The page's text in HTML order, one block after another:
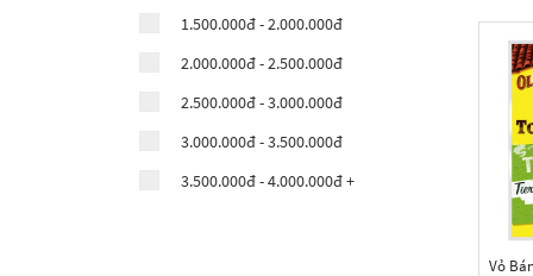
1.500.000đ - 2.000.000đ
2.000.000đ - 2.500.000đ
2.500.000đ - 3.000.000đ
3.000.000đ - 3.500.000đ
3.500.000đ - 4.000.000đ +
Vỏ